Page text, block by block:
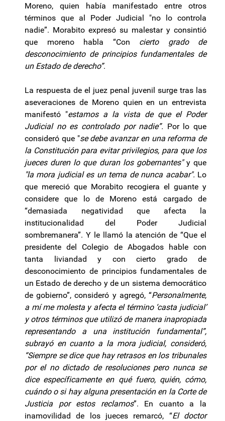
Moreno, quien había manifestado entre otros
términos que al Poder Judicial "no lo controla
nadie”. Morabito expresó su malestar y consintió
que moreno habla “Con cierto grado de
desconocimiento de principios fundamentales de
un Estado de derecho”.
La respuesta de el juez penal juvenil surge tras las
aseveraciones de Moreno quien en un entrevista
manifestó "estamos a la vista de que el Poder
Judicial no es controlado por nadie”. Por lo que
consideró que "se debe avanzar en una reforma de
la Constitución para evitar privilegios, para que los
jueces duren lo que duran los gobernantes"y que
"la mora judicial es un tema de nunca acabar". Lo
que mereció que Morabito recogiera el guante y
considere que lo de Moreno está cargado de
“demasiada negatividad que afecta la
institucionalidad del Poder Judicial
sombremanera”. Y le llamó la atención de “Que el
presidente del Colegio de Abogados hable con
tanta liviandad y con cierto grado de
desconocimiento de principios fundamentales de
un Estado de derecho y de un sistema democrático
de gobierno”, consideró y agregó, “Personalmente,
a mí me molesta y afecta el término ‘casta judicial’
y otros términos que utilizó de manera inapropiada
representando a una institución fundamental”,
subrayó en cuanto a la mora judicial, consideró,
“Siempre se dice que hay retrasos en los tribunales
por el no dictado de resoluciones pero nunca se
dice específicamente en qué fuero, quién, cómo,
cuándo o si hay alguna presentación en la Corte de
Justicia por estos reclamos”. En cuanto a la
inamovilidad de los jueces remarcó, “El doctor